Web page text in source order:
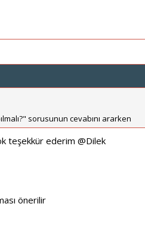
sorusunun cevabını ararken
teşekkür ederim @Dilek
önerilir